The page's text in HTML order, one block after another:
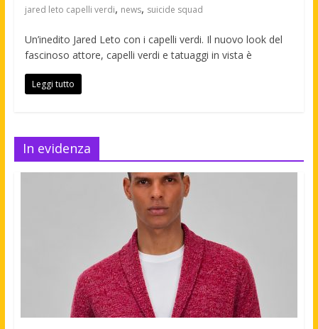
jared leto capelli verdi, news, suicide squad
Un’inedito Jared Leto con i capelli verdi. Il nuovo look del
fascinoso attore, capelli verdi e tatuaggi in vista è
Leggi tutto
In evidenza